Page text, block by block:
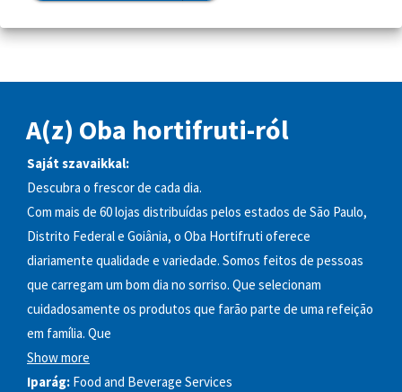
A(z) Oba hortifruti-ról
Saját szavaikkal:
Descubra o frescor de cada dia.
Com mais de 60 lojas distribuídas pelos estados de São Paulo,
Distrito Federal e Goiânia, o Oba Hortifruti oferece
diariamente qualidade e variedade. Somos feitos de pessoas
que carregam um bom dia no sorriso. Que selecionam
cuidadosamente os produtos que farão parte de uma refeição
em família. Que
Show more
Iparág: Food and Beverage Services